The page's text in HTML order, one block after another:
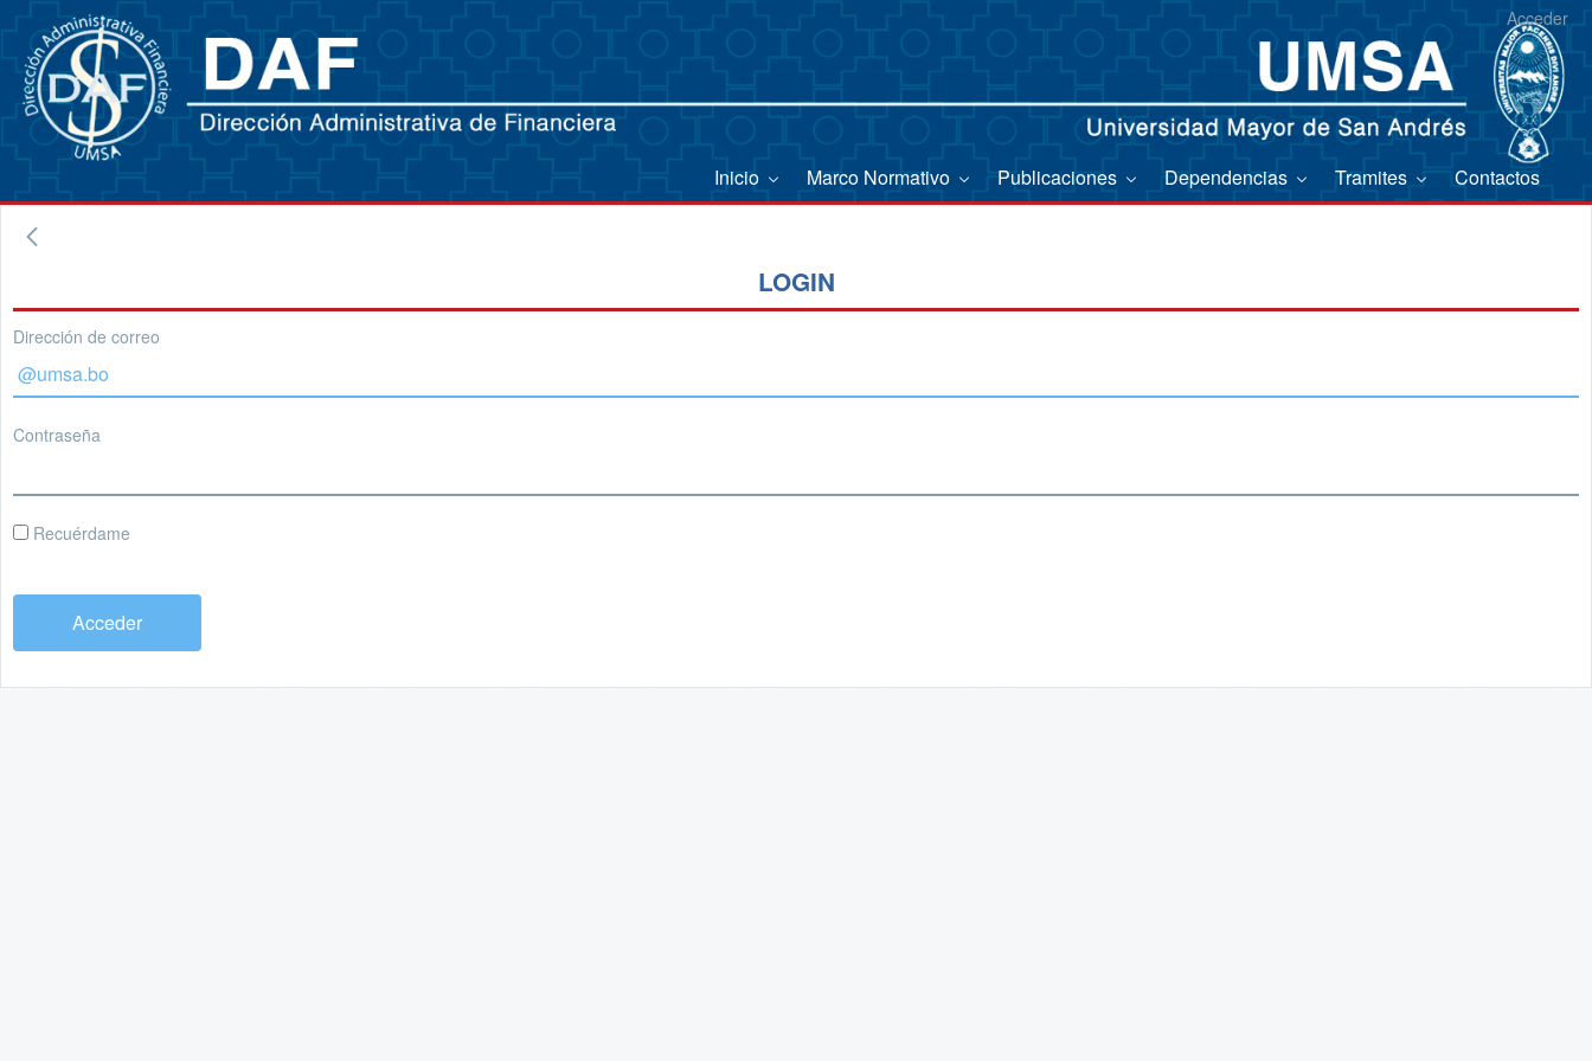
Acceder
Inicio Marco Normativo Publicaciones Dependencias Tramites Contactos
LOGIN
Dirección de correo
Contraseña
Recuérdame
Acceder